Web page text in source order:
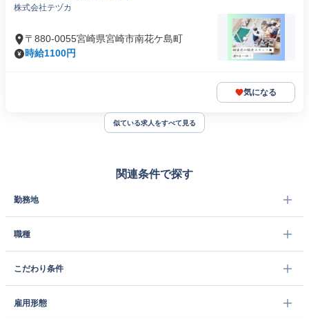
株式会社テヅカ
〒880-0055宮崎県宮崎市南花ケ島町
時給1100円
気になる
似ている求人をすべて見る
関連条件で探す
勤務地
職種
こだわり条件
雇用形態